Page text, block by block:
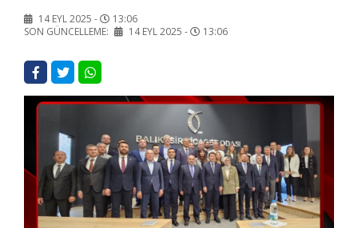
14 EYL 2025 -
13:06
SON GÜNCELLEME:
14 EYL 2025 - 13:06